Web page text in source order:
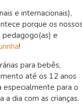
e internacionais),
porque os
pedagogo(as) e
!
para bebês,
até os 12 anos
especialmente para o
dia com as crianças.